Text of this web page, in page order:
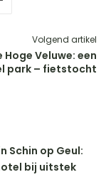
Volgend artikel
Hoge Veluwe: een
park – fietstocht
Schin op Geul:
bij uitstek